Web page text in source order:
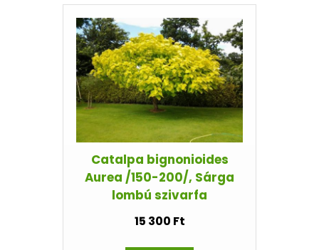
Catalpa bignonioides
Aurea /150-200/, Sárga
lombú szivarfa
15 300 Ft